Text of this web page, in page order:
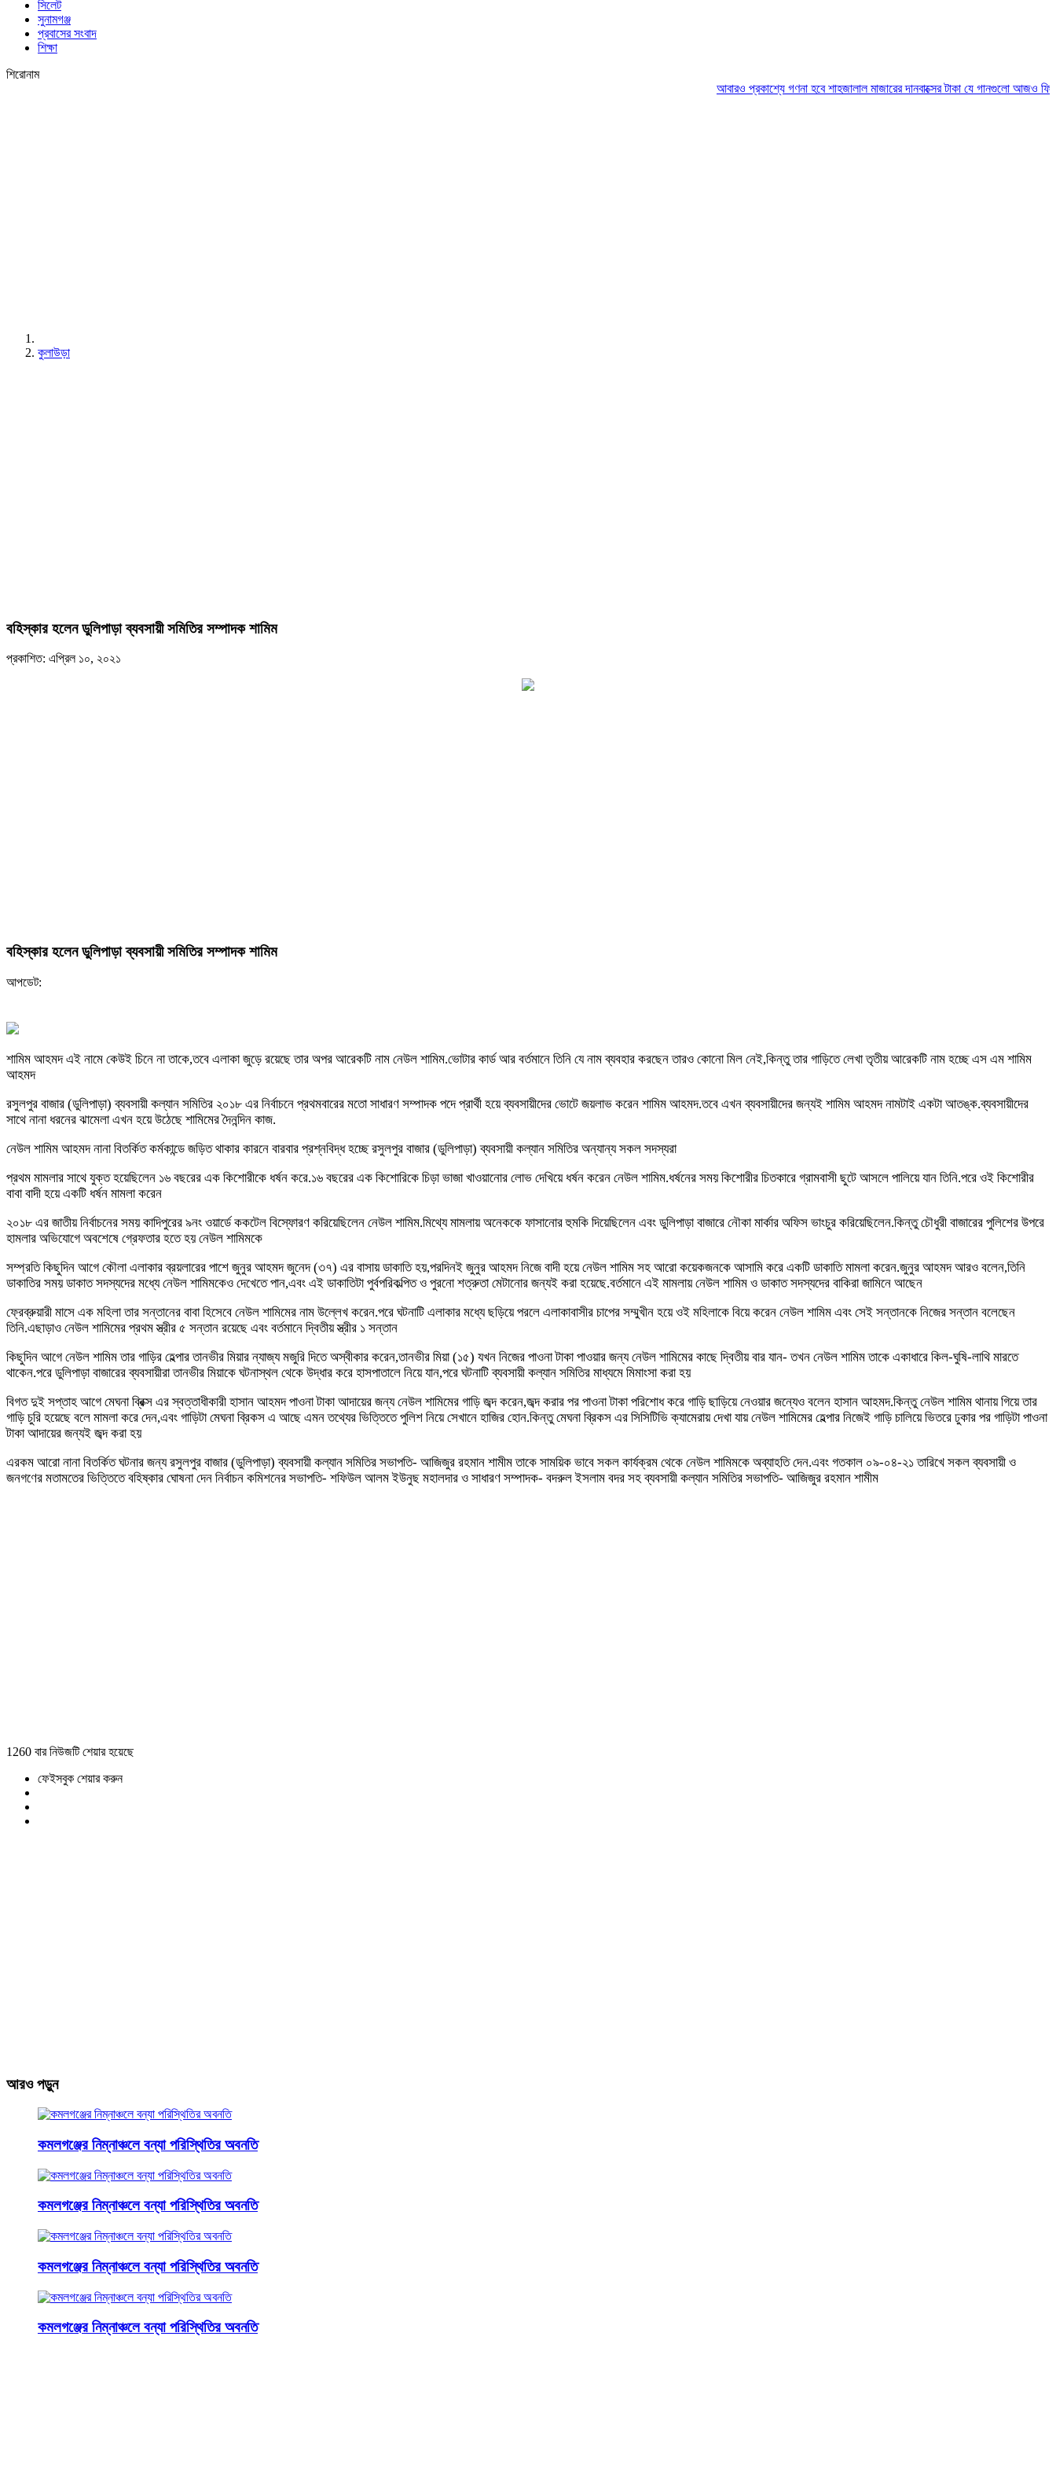
সিলেট
সুনামগঞ্জ
প্রবাসের সংবাদ
শিক্ষা
শিরোনাম
আবারও প্রকাশ্যে গণনা হবে শাহজালাল মাজারের দানবাক্সের টাকাযে গানগুলো আজও ফিরিয়ে নেয়
কুলাউড়া
বহিস্কার হলেন ডুলিপাড়া ব্যবসায়ী সমিতির সম্পাদক শামিম
প্রকাশিত: এপ্রিল ১০, ২০২১
বহিস্কার হলেন ডুলিপাড়া ব্যবসায়ী সমিতির সম্পাদক শামিম
আপডেট:
শামিম আহমদ এই নামে কেউই চিনে না তাকে,তবে এলাকা জুড়ে রয়েছে তার অপর আরেকটি নাম নেউল শামিম.ভোটার কার্ড আর বর্তমানে তিনি যে নাম ব্যবহার করছেন তারও কোনো মিল নেই,কিন্তু তার গাড়িতে লেখা তৃতীয় আরেকটি নাম হচ্ছে এস এম শামিম
আহমদ
রসুলপুর বাজার (ডুলিপাড়া) ব্যবসায়ী কল্যান সমিতির ২০১৮ এর নির্বাচনে প্রথমবারের মতো সাধারণ সম্পাদক পদে প্রার্থী হয়ে ব্যবসায়ীদের ভোটে জয়লাভ করেন শামিম আহমদ.তবে এখন ব্যবসায়ীদের জন্যই শামিম আহমদ নামটাই একটা আতঙ্ক.ব্যবসায়ীদের
সাথে নানা ধরনের ঝামেলা এখন হয়ে উঠেছে শামিমের দৈনন্দিন কাজ.
নেউল শামিম আহমদ নানা বিতর্কিত কর্মকান্ডে জড়িত থাকার কারনে বারবার প্রশ্নবিদ্ধ হচ্ছে রসুলপুর বাজার (ডুলিপাড়া) ব্যবসায়ী কল্যান সমিতির অন্যান্য সকল সদস্যরা
প্রথম মামলার সাথে যুক্ত হয়েছিলেন ১৬ বছরের এক কিশোরীকে ধর্ষন করে.১৬ বছরের এক কিশোরিকে চিড়া ভাজা খাওয়ানোর লোভ দেখিয়ে ধর্ষন করেন নেউল শামিম.ধর্ষনের সময় কিশোরীর চিতকারে গ্রামবাসী ছুটে আসলে পালিয়ে যান তিনি.পরে ওই কিশোরীর
বাবা বাদী হয়ে একটি ধর্ষন মামলা করেন
২০১৮ এর জাতীয় নির্বাচনের সময় কাদিপুরের ৯নং ওয়ার্ডে ককটেল বিস্ফোরণ করিয়েছিলেন নেউল শামিম.মিথ্যে মামলায় অনেককে ফাসানোর হুমকি দিয়েছিলেন এবং ডুলিপাড়া বাজারে নৌকা মার্কার অফিস ভাংচুর করিয়েছিলেন.কিন্তু চৌধুরী বাজারের পুলিশের উপরে
হামলার অভিযোগে অবশেষে গ্রেফতার হতে হয় নেউল শামিমকে
সম্প্রতি কিছুদিন আগে কৌলা এলাকার ব্রয়লারের পাশে জুনুর আহমদ জুনেদ (৩৭) এর বাসায় ডাকাতি হয়,পরদিনই জুনুর আহমদ নিজে বাদী হয়ে নেউল শামিম সহ আরো কয়েকজনকে আসামি করে একটি ডাকাতি মামলা করেন.জুনুর আহমদ আরও বলেন,তিনি
ডাকাতির সময় ডাকাত সদস্যদের মধ্যে নেউল শামিমকেও দেখেতে পান,এবং এই ডাকাতিটা পুর্বপরিকল্পিত ও পুরনো শত্রুতা মেটানোর জন্যই করা হয়েছে.বর্তমানে এই মামলায় নেউল শামিম ও ডাকাত সদস্যদের বাকিরা জামিনে আছেন
ফ্রেব্রুয়ারী মাসে এক মহিলা তার সন্তানের বাবা হিসেবে নেউল শামিমের নাম উল্লেখ করেন.পরে ঘটনাটি এলাকার মধ্যে ছড়িয়ে পরলে এলাকাবাসীর চাপের সম্মুখীন হয়ে ওই মহিলাকে বিয়ে করেন নেউল শামিম এবং সেই সন্তানকে নিজের সন্তান বলেছেন
তিনি.এছাড়াও নেউল শামিমের প্রথম স্ত্রীর ৫ সন্তান রয়েছে এবং বর্তমানে দ্বিতীয় স্ত্রীর ১ সন্তান
কিছুদিন আগে নেউল শামিম তার গাড়ির হেল্পার তানভীর মিয়ার ন্যাজ্য মজুরি দিতে অস্বীকার করেন,তানভীর মিয়া (১৫) যখন নিজের পাওনা টাকা পাওয়ার জন্য নেউল শামিমের কাছে দ্বিতীয় বার যান- তখন নেউল শামিম তাকে একাধারে কিল-ঘুষি-লাথি মারতে
থাকেন.পরে ডুলিপাড়া বাজারের ব্যবসায়ীরা তানভীর মিয়াকে ঘটনাস্থল থেকে উদ্ধার করে হাসপাতালে নিয়ে যান,পরে ঘটনাটি ব্যবসায়ী কল্যান সমিতির মাধ্যমে মিমাংসা করা হয়
বিগত দুই সপ্তাহ আগে মেঘনা ব্রিক্স এর স্বত্তাধীকারী হাসান আহমদ পাওনা টাকা আদায়ের জন্য নেউল শামিমের গাড়ি জব্দ করেন,জব্দ করার পর পাওনা টাকা পরিশোধ করে গাড়ি ছাড়িয়ে নেওয়ার জন্যেও বলেন হাসান আহমদ.কিন্তু নেউল শামিম থানায় গিয়ে তার
গাড়ি চুরি হয়েছে বলে মামলা করে দেন,এবং গাড়িটা মেঘনা ব্রিকস এ আছে এমন তথ্যের ভিত্তিতে পুলিশ নিয়ে সেখানে হাজির হোন.কিন্তু মেঘনা ব্রিকস এর সিসিটিভি ক্যামেরায় দেখা যায় নেউল শামিমের হেল্পার নিজেই গাড়ি চালিয়ে ভিতরে ঢুকার পর গাড়িটা পাওনা
টাকা আদায়ের জন্যই জব্দ করা হয়
এরকম আরো নানা বিতর্কিত ঘটনার জন্য রসুলপুর বাজার (ডুলিপাড়া) ব্যবসায়ী কল্যান সমিতির সভাপতি- আজিজুর রহমান শামীম তাকে সাময়িক ভাবে সকল কার্যক্রম থেকে নেউল শামিমকে অব্যাহতি দেন.এবং গতকাল ০৯-০৪-২১ তারিখে সকল ব্যবসায়ী ও
জনগণের মতামতের ভিত্তিতে বহিষ্কার ঘোষনা দেন নির্বাচন কমিশনের সভাপতি- শফিউল আলম ইউনুছ মহালদার ও সাধারণ সম্পাদক- বদরুল ইসলাম বদর সহ ব্যবসায়ী কল্যান সমিতির সভাপতি- আজিজুর রহমান শামীম
1260 বার নিউজটি শেয়ার হয়েছে
ফেইসবুক শেয়ার করুন
আরও পড়ুন
কমলগঞ্জের নিম্নাঞ্চলে বন্যা পরিস্থিতির অবনতি
কমলগঞ্জের নিম্নাঞ্চলে বন্যা পরিস্থিতির অবনতি
কমলগঞ্জের নিম্নাঞ্চলে বন্যা পরিস্থিতির অবনতি
কমলগঞ্জের নিম্নাঞ্চলে বন্যা পরিস্থিতির অবনতি